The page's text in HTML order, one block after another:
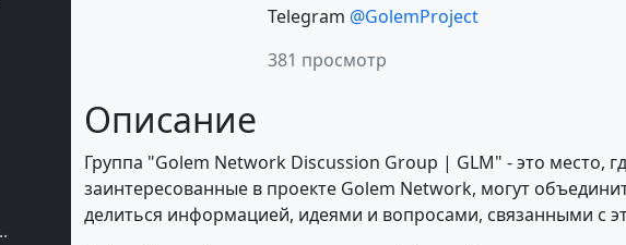
Telegram @GolemProject
381 просмотр
Описание
Группа "Golem Network Discussion Group | GLM" - это место,
заинтересованные в проекте Golem Network, могут
делиться информацией, идеями и вопросами, связанными с